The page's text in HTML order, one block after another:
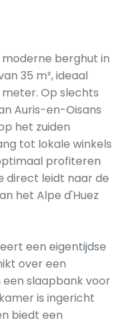
berghut in
35 m², ideaal
Op slechts
Auris-en-Oisans
het zuiden
tot lokale winkels
profiteren
direct leidt naar de
het Alpe d'Huez
een eigentijdse
over een
slaapbank voor
is ingericht
biedt een